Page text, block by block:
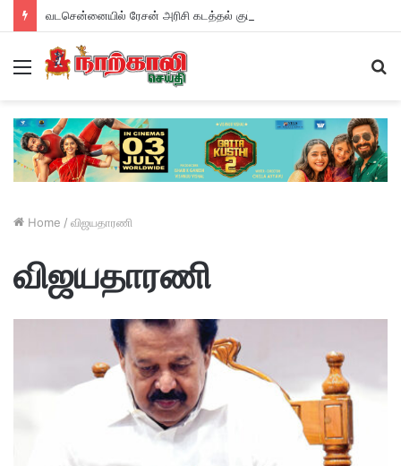
Menu
Home / விஜயதாரணி
விஜயதாரணி